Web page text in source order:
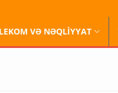
VƏ NƏQLİYYAT